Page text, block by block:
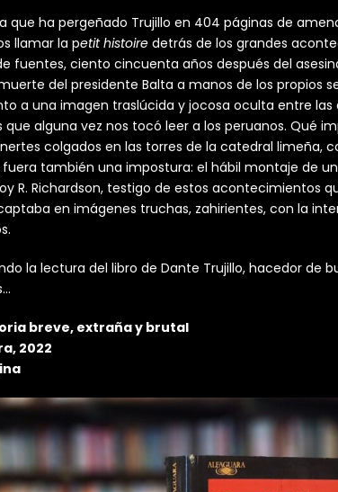
que ha pergeñado Trujillo en 404 páginas de
llamar la petit histoire detrás de los grandes
fuentes, ciento cincuenta años después del
del presidente Balta a manos de los propios
a una imagen traslúcida y jocosa oculta entre
que alguna vez nos tocó leer a los peruanos. Qué
colgados en las torres de la catedral limeña,
fuera también una impostura: el hábil montaje de
R. Richardson, testigo de estos acontecimientos
en imágenes truchas, zahirientes, con la
la lectura del libro de Dante Trujillo, hacedor de
breve, extraña y brutal
2022